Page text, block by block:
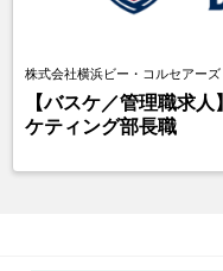
株式会社横浜ビー・コルセアーズ
【バスケ／管理職求
ケティング部長職